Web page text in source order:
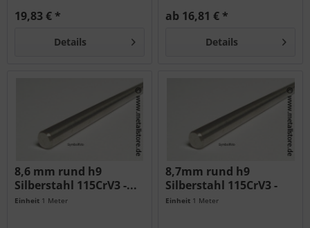
19,83 € *
Details
ab 16,81 € *
Details
8,6 mm rund h9
Silberstahl 115CrV3 -...
Einheit 1 Meter
8,7mm rund h9
Silberstahl 115CrV3 -
geschliffen...
Einheit 1 Meter